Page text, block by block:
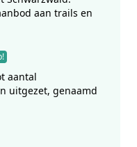
aan trails en
aantal
uitgezet, genaamd